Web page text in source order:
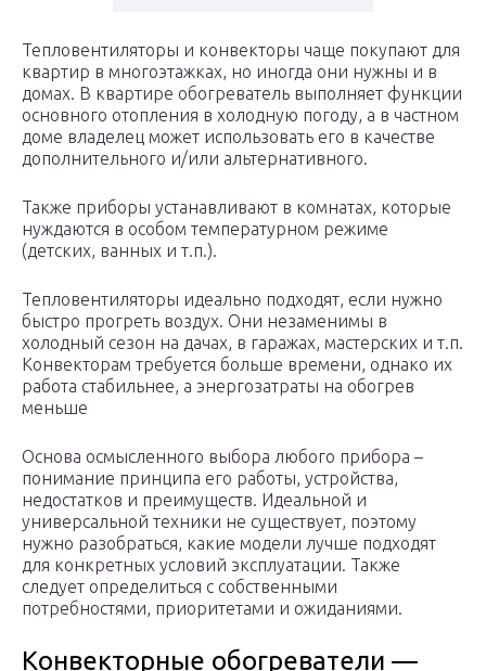
Тепловентиляторы и конвекторы чаще покупают для
квартир в многоэтажках, но иногда они нужны и в
домах. В квартире обогреватель выполняет функции
основного отопления в холодную погоду, а в частном
доме владелец может использовать его в качестве
дополнительного и/или альтернативного.
Также приборы устанавливают в комнатах, которые
нуждаются в особом температурном режиме
(детских, ванных и т.п.).
Тепловентиляторы идеально подходят, если нужно
быстро прогреть воздух. Они незаменимы в
холодный сезон на дачах, в гаражах, мастерских и т.п.
Конвекторам требуется больше времени, однако их
работа стабильнее, а энергозатраты на обогрев
меньше
Основа осмысленного выбора любого прибора –
понимание принципа его работы, устройства,
недостатков и преимуществ. Идеальной и
универсальной техники не существует, поэтому
нужно разобраться, какие модели лучше подходят
для конкретных условий эксплуатации. Также
следует определиться с собственными
потребностями, приоритетами и ожиданиями.
Конвекторные обогреватели —